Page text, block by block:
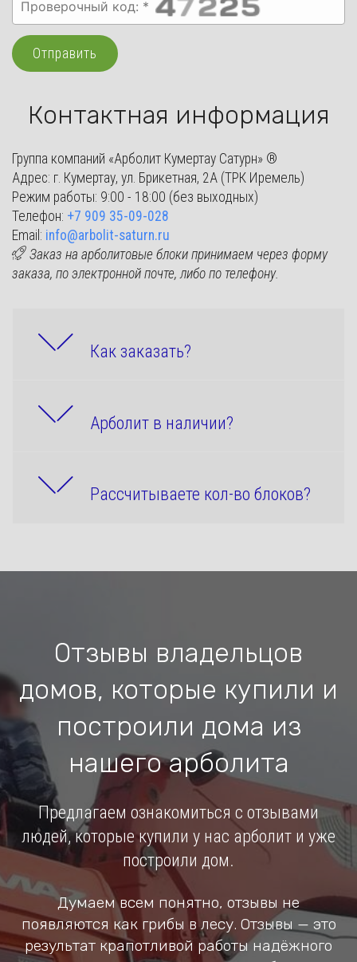
Контактная информация
Группа компаний «Арболит Кумертау Сатурн» ®
Адрес: г. Кумертау, ул. Брикетная, 2А (ТРК Иремель)
Режим работы: 9:00 - 18:00 (без выходных)
Телефон: +7 909 35-09-028
Email: info@arbolit-saturn.ru
Заказ на арболитовые блоки принимаем через форму
заказа, по электронной почте, либо по телефону.
Как заказать?
Арболит в наличии?
Рассчитываете кол-во блоков?
Отзывы владельцов
домов, которые купили и
построили дома из
нашего арболита
Предлагаем ознакомиться с отзывами
людей, которые купили у нас арболит и уже
построили дом.
Думаем всем понятно, отзывы не
появляются как грибы в лесу. Отзывы — это
результат крапотливой работы надёжного